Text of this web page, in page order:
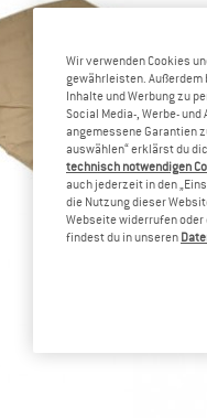
Wir verwenden Cookies
gewährleisten.
Inhalte und Werbung zu
Social Media-, Werbe-
angemessene Garantien
auswählen“ erklärst du
technisch notwendigen
auch jederzeit in den
die Nutzung dieser
Webseite widerrufen
findest du in unseren